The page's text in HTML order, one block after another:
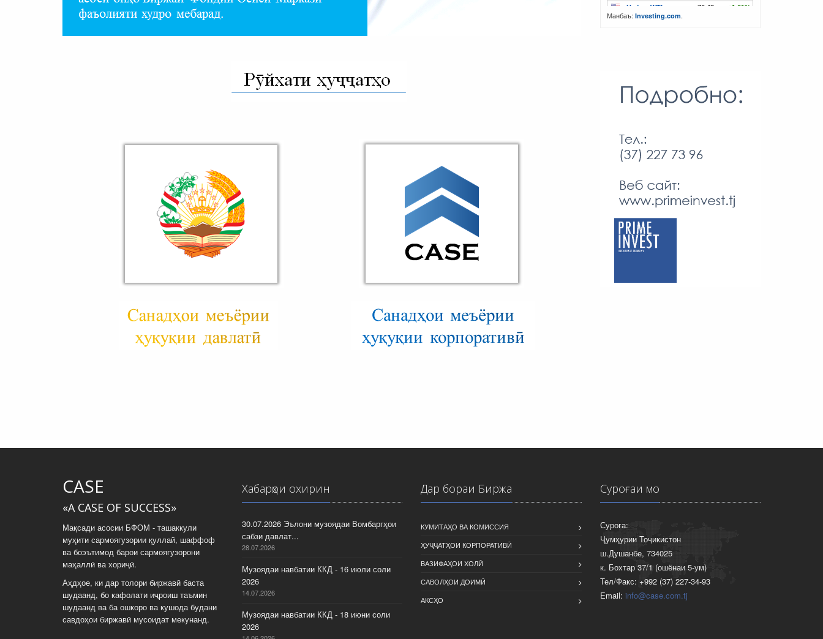
Манбаъ: Investing.com.
CASE
«A CASE OF SUCCESS»
Мақсади асосии БФОМ - ташаккули
муҳити сармоягузории қуллай, шаффоф
ва боэътимод барои сармоягузорони
маҳаллӣ ва хориҷӣ.
Аҳдҳое, ки дар толори биржавӣ баста
шудаанд, бо кафолати иҷроиш таъмин
шудаанд ва ба ошкоро ва кушода будани
савдоҳои биржавӣ мусоидат мекунанд.
Хабарҳои охирин
30.07.2026 Эълони музоядаи Вомбаргҳои
сабзи давлат...
28.07.2026
Музоядаи навбатии ККД - 16 июли соли
2026
14.07.2026
Музоядаи навбатии ККД - 18 июни соли
2026
Дар бораи Биржа
КУМИТАҲО ВА КОМИССИЯ
ҲУҶҶАТҲОИ КОРПОРАТИВӢ
ВАЗИФАҲОИ ХОЛӢ
САВОЛҲОИ ДОИМӢ
АКСҲО
Суроғаи мо
Суроға:
Ҷумҳурии Тоҷикистон
ш.Душанбе, 734025
к. Бохтар 37/1 (ошёнаи 5-ум)
Тел/Факс: +992 (37) 227-34-93
Email: info@case.com.tj